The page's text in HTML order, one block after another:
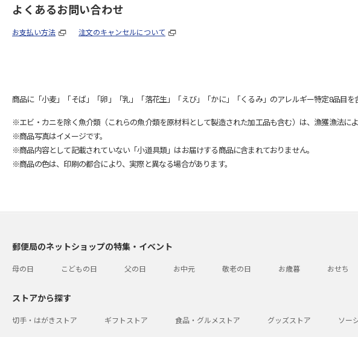
よくあるお問い合わせ
お支払い方法 注文のキャンセルについて
商品に「小麦」「そば」「卵」「乳」「落花生」「えび」「かに」「くるみ」のアレルギー特定8品目を
※エビ・カニを除く魚介類（これらの魚介類を原材料として製造された加工品も含む）は、漁獲漁法に
※商品写真はイメージです。
※商品内容として記載されていない「小道具類」はお届けする商品に含まれておりません。
※商品の色は、印刷の都合により、実際と異なる場合があります。
郵便局のネットショップの特集・イベント
母の日 こどもの日 父の日 お中元 敬老の日 お歳暮 おせち
ストアから探す
切手・はがきストア ギフトストア 食品・グルメストア グッズストア ソー